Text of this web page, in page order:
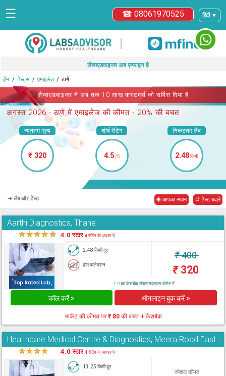
हिंदी ▼
☎ 08061970525
☰
|
लैब्सएडवाइजर अब एम्फाइन है
होम टेस्ट्स एमाइलेज ठाणे
लैब्सएडवाइजर ने अब तक 10 लाख कस्टमर्स को सर्विस दिया है
अगस्त 2026 -ठाणे में एमाइलेज की कीमत - 20% की बचत
न्यूनतम मूल्य
₹ 320
शीर्ष रेटिंग
4.5/5
निकटतम लैब
2.48किमी
➜ लैब और टेस्ट ◉ आपका स्थान ↺ टेस्ट बदले
Aarthi Diagnostics, Thane
★★★★★ 4.0 स्टार4 रेटिंग के आधार पे
2.48 किमी दूर
होम कलेक्शन
₹400
₹320
₹ 9 का कैशबैक लैब्सएडवाइजर वॉलेट में
कॉल करें > ऑनलाइन बुक करें >
मार्केट की कीमत पर₹ 80 की बचत + कैशबैक
Healthcare Medical Centre & Diagnostics, Meera Road East
★★★★ 4.0 स्टार4 रेटिंग के आधार पे
13.25 किमी दूर
स्पेशल कीमत